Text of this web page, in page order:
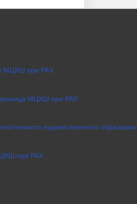
МЦХШ при РАХ
МЦХШ при РАХ
художественного
при РАХ